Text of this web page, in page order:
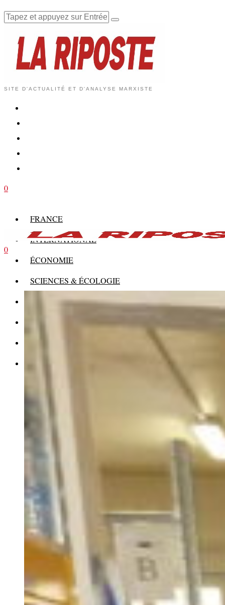
SITE D'ACTUALITÉ ET D'ANALYSE MARXISTE
0
FRANCE
INTERNATIONAL
ÉCONOMIE
SCIENCES & ÉCOLOGIE
HISTOIRE
0